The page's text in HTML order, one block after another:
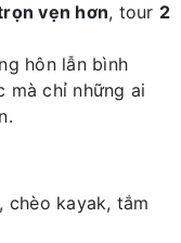
vẹn hơn, tour 2
hôn lẫn bình
mà chỉ những ai
, chèo kayak, tắm